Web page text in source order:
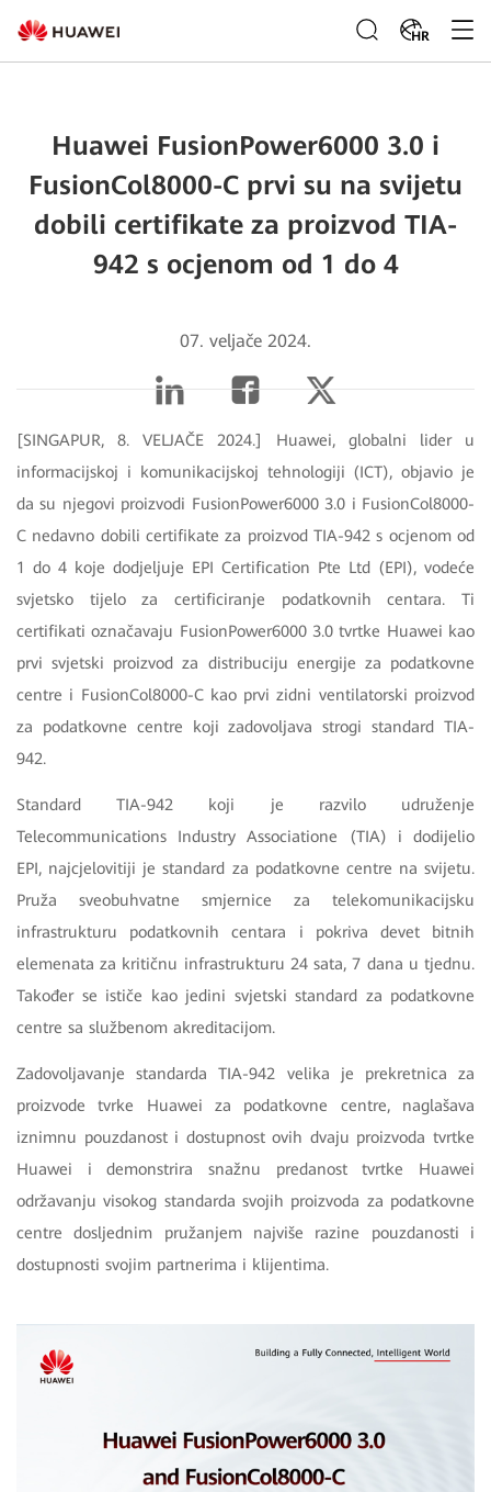
HR
Huawei FusionPower6000 3.0 i
FusionCol8000-C prvi su na svijetu
dobili certifikate za proizvod TIA-
942 s ocjenom od 1 do 4
07. veljače 2024.
[SINGAPUR, 8. VELJAČE 2024.] Huawei, globalni lider u
informacijskoj i komunikacijskoj tehnologiji (ICT), objavio je
da su njegovi proizvodi FusionPower6000 3.0 i FusionCol8000-
C nedavno dobili certifikate za proizvod TIA-942 s ocjenom od
1 do 4 koje dodjeljuje EPI Certification Pte Ltd (EPI), vodeće
svjetsko tijelo za certificiranje podatkovnih centara. Ti
certifikati označavaju FusionPower6000 3.0 tvrtke Huawei kao
prvi svjetski proizvod za distribuciju energije za podatkovne
centre i FusionCol8000-C kao prvi zidni ventilatorski proizvod
za podatkovne centre koji zadovoljava strogi standard TIA-
942.
Standard TIA-942 koji je razvilo udruženje
Telecommunications Industry Associatione (TIA) i dodijelio
EPI, najcjelovitiji je standard za podatkovne centre na svijetu.
Pruža sveobuhvatne smjernice za telekomunikacijsku
infrastrukturu podatkovnih centara i pokriva devet bitnih
elemenata za kritičnu infrastrukturu 24 sata, 7 dana u tjednu.
Također se ističe kao jedini svjetski standard za podatkovne
centre sa službenom akreditacijom.
Zadovoljavanje standarda TIA-942 velika je prekretnica za
proizvode tvrke Huawei za podatkovne centre, naglašava
iznimnu pouzdanost i dostupnost ovih dvaju proizvoda tvrtke
Huawei i demonstrira snažnu predanost tvrtke Huawei
održavanju visokog standarda svojih proizvoda za podatkovne
centre dosljednim pružanjem najviše razine pouzdanosti i
dostupnosti svojim partnerima i klijentima.